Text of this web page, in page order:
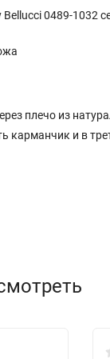
0489-1032
плечо из
карманчик и в